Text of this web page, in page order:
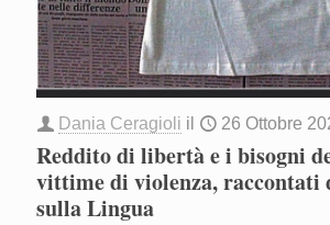
Dania Ceragioli il 26 Ottobre
Reddito di libertà e i bisogni
vittime di violenza, raccontati
sulla Lingua